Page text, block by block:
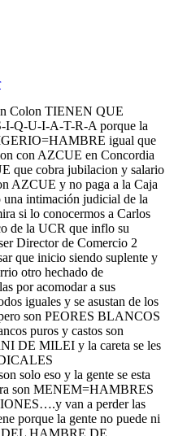
Colon TIENEN QUE
I-Q-U-I-A-T-R-A porque la
igual que
con AZCUE en Concordia
que cobra jubilacion y salario
AZCUE y no paga a la Caja
intimación judicial de la
si lo conocermos a Carlos
de la UCR que inflo su
Director de Comercio 2
que inicio siendo suplente y
otro hechado de
por acomodar a sus
iguales y se asustan de los
son PEORES BLANCOS
puros y castos son
DE MILEI y la careta se les
solo eso y la gente se esta
son MENEM=HAMBRES
van a perder las
porque la gente no puede ni
DEL HAMBRE DE